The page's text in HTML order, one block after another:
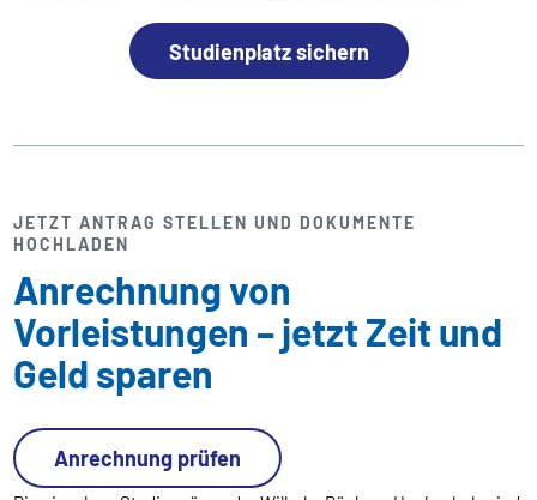
Studienplatz sichern
JETZT ANTRAG STELLEN UND DOKUMENTE
HOCHLADEN
Anrechnung von
Vorleistungen – jetzt Zeit und
Geld sparen
Anrechnung prüfen